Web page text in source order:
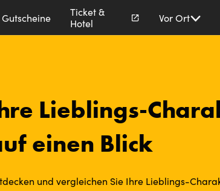
Gutscheine
Ticket &
Hotel
Vor Ort
Lieblings-
einen Blick
und vergleichen Sie Ihre Lieblings-